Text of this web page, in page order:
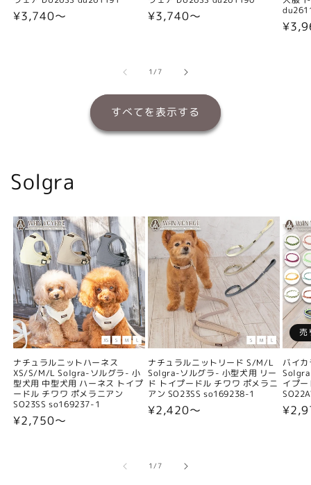
通
¥3,740〜
通
¥3,740〜
通
1/の
7
すべてを表示する
Solgra
ナチュラルニットハーネス
XS/S/M/L Solgra-ソルグラ- 小
型犬用 中型犬用 ハーネス トイプ
ードル チワワ ポメラニアン
SO23SS so169237-1
通
¥2,750〜
ナチュラルニットリード S/M/L
Solgra-ソルグラ- 小型犬用 リー
ド トイプードル チワワ ポメラニ
アン SO23SS so169238-1
通
¥2,420〜
売
バイ
イプ
通
1/の
7